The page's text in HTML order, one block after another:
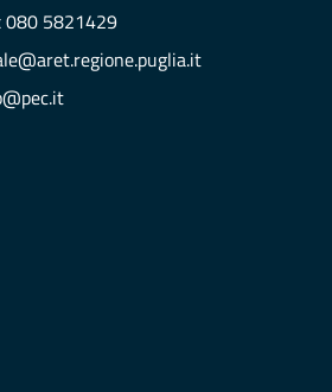
080 5821429